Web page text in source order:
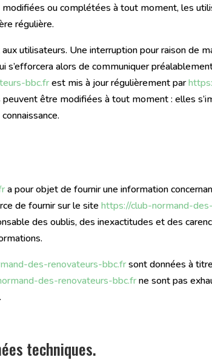
modifiées ou complétées à tout moment, les
régulière.
utilisateurs. Une interruption pour raison de
s’efforcera alors de communiquer
bbc.frest mis à jour régulièrement par
être modifiées à tout moment : elles
a pour objet de fournir une information
de fournir sur le site https://club-normand-
des oublis, des inexactitudes et des
des-renovateurs-bbc.frsont données à
des-renovateurs-bbc.frne sont pas
techniques.